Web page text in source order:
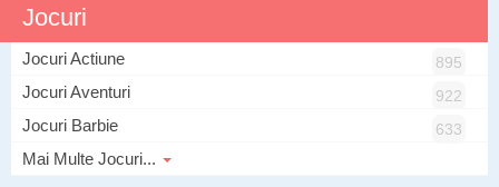
Jocuri
Jocuri Actiune 895
Jocuri Aventuri 922
Jocuri Barbie 633
Mai Multe Jocuri...